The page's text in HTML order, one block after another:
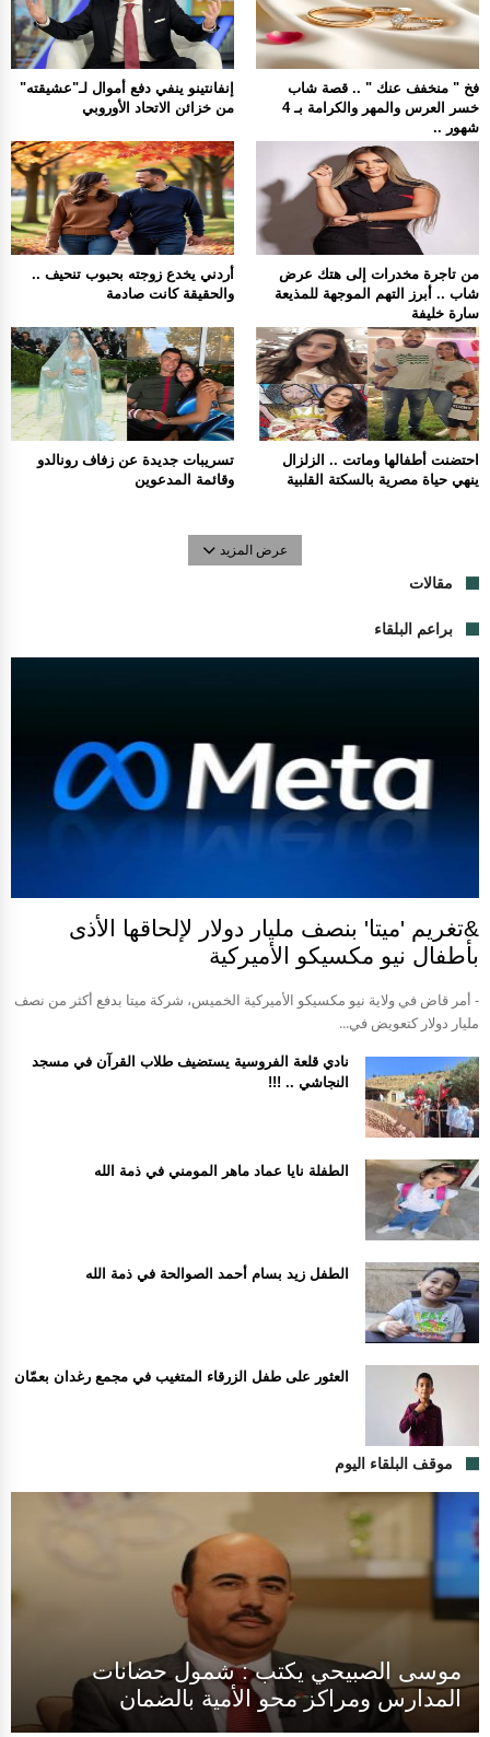
إنفانتينو ينفي دفع أموال لـ"عشيقته"
من خزائن الاتحاد الأوروبي
فخ " منخفف عنك " .. قصة شاب
خسر العرس والمهر والكرامة بـ 4
شهور ..
أردني يخدع زوجته بحبوب تنحيف ..
والحقيقة كانت صادمة
من تاجرة مخدرات إلى هتك عرض
شاب .. أبرز التهم الموجهة للمذيعة
سارة خليفة
تسريبات جديدة عن زفاف رونالدو
وقائمة المدعوين
احتضنت أطفالها وماتت .. الزلزال
ينهي حياة مصرية بالسكتة القلبية
عرض المزيد
مقالات
براعم البلقاء
&تغريم 'ميتا' بنصف مليار دولار لإلحاقها الأذى
بأطفال نيو مكسيكو الأميركية
- أمر قاض في ولاية نيو مكسيكو الأميركية الخميس، شركة ميتا بدفع أكثر من نصف
مليار دولار كتعويض في...
نادي قلعة الفروسية يستضيف طلاب القرآن في مسجد
النجاشي .. !!!
الطفلة نايا عماد ماهر المومني في ذمة الله
الطفل زيد بسام أحمد الصوالحة في ذمة الله
العثور على طفل الزرقاء المتغيب في مجمع رغدان بعمّان
موقف البلقاء اليوم
موسى الصبيحي يكتب : شمول حضانات
المدارس ومراكز محو الأمية بالضمان